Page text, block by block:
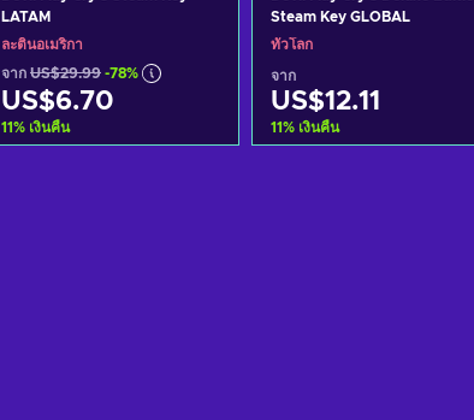
LATAM
ละตินอเมริกา
จาก US$29.99 -78%
US$6.70
11% เงินคืน
Steam Key GLOBAL
ทั่วโลก
จาก
US$12.11
11% เงินคืน